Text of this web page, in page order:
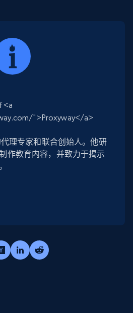
<a
">Proxyway</a>
代理专家和联合创始人。他研
作教育内容，并致力于揭示